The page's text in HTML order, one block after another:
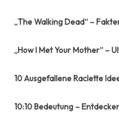
„The Walking Dead“ –
„How I Met Your Mother“ –
10 Ausgefallene Raclette
10:10 Bedeutung –